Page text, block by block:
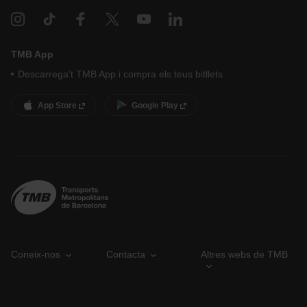
TMB App
Descarrega’t TMB App i compra els teus bitllets
App Store Google Play
Coneix-nos Contacta Altres webs de TMB